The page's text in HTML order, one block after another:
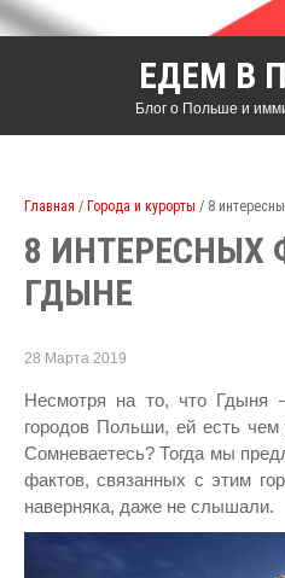
ЕДЕМ В
Блог о Польше и
Главная / Города и курорты / 8
8 ИНТЕРЕСНЫХ
ГДЫНЕ
28 Марта 2019
Несмотря на то, что Гдыня
городов Польши, ей есть чем
Сомневаетесь? Тогда мы
фактов, связанных с этим
наверняка, даже не слышали.